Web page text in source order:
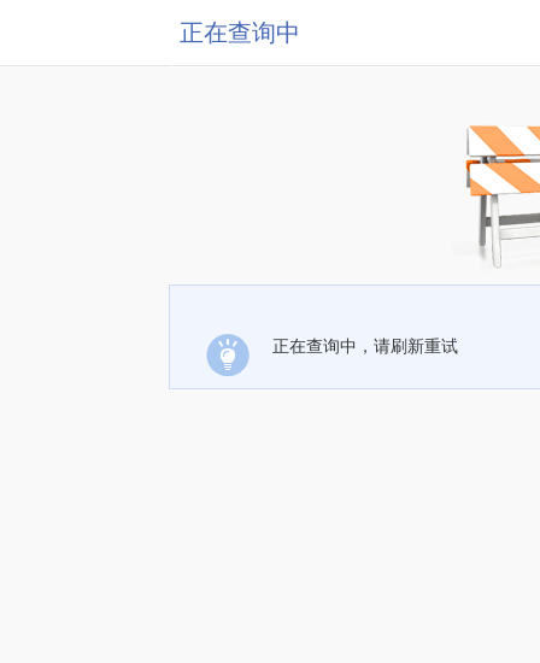
正在查询中
正在查询中，请刷新重试